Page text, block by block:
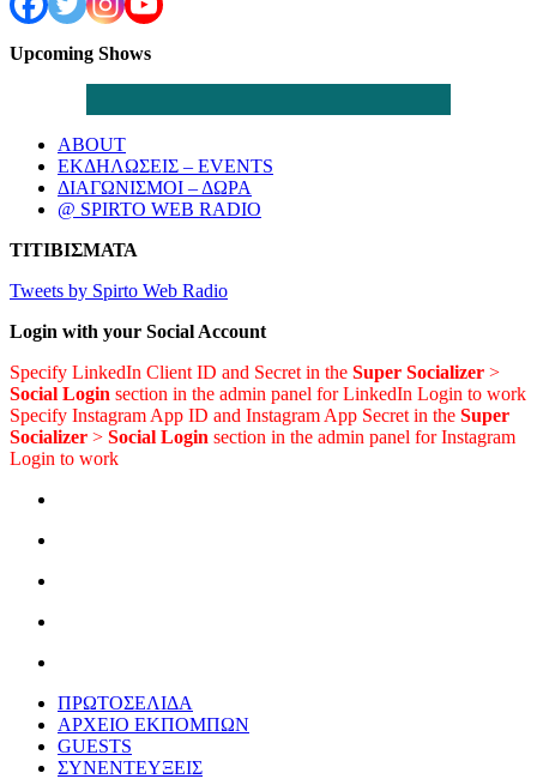
Upcoming Shows
ABOUT
ΕΚΔΗΛΩΣΕΙΣ – EVENTS
ΔΙΑΓΩΝΙΣΜΟΙ – ΔΩΡΑ
@ SPIRTO WEB RADIO
ΤΙΤΙΒΙΣΜΑΤΑ
Tweets by Spirto Web Radio
Login with your Social Account
Specify LinkedIn Client ID and Secret in the Super Socializer >
Social Login section in the admin panel for LinkedIn Login to work
Specify Instagram App ID and Instagram App Secret in the Super
Socializer > Social Login section in the admin panel for Instagram
Login to work
ΠΡΩΤΟΣΕΛΙΔΑ
ΑΡΧΕΙΟ ΕΚΠΟΜΠΩΝ
GUESTS
ΣΥΝΕΝΤΕΥΞΕΙΣ